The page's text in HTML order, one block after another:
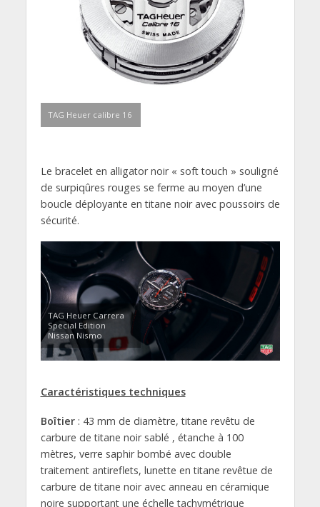
TAG Heuer calibre 16
Le bracelet en alligator noir « soft touch » souligné
de surpiqûres rouges se ferme au moyen d’une
boucle déployante en titane noir avec poussoirs de
sécurité.
TAG Heuer Carrera
Special Edition
Nissan Nismo
Caractéristiques techniques
Boîtier: 43 mm de diamètre, titane revêtu de
carbure de titane noir sablé , étanche à 100
mètres, verre saphir bombé avec double
traitement antireflets, lunette en titane revêtue de
carbure de titane noir avec anneau en céramique
noire supportant une échelle tachymétrique